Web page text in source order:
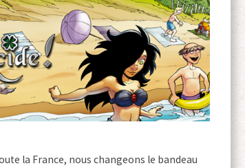
la France, nous changeons le bandeau